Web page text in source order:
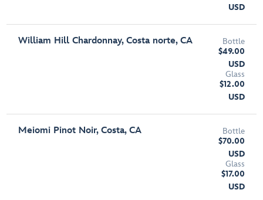
USD
William Hill Chardonnay, Costa norte, CA
Bottle
$49.00
USD
Glass
$12.00
USD
Meiomi Pinot Noir, Costa, CA
Bottle
$70.00
USD
Glass
$17.00
USD